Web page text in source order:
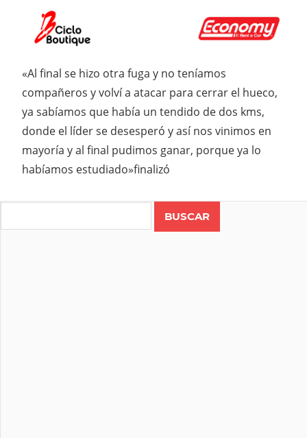
«Al final se hizo otra fuga y no teníamos
compañeros y volví a atacar para cerrar el hueco,
ya sabíamos que había un tendido de dos kms,
donde el líder se desesperó y así nos vinimos en
mayoría y al final pudimos ganar, porque ya lo
habíamos estudiado»finalizó